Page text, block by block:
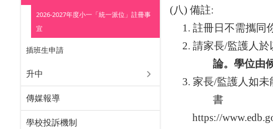
(八)備註:
1.註冊日不需攜同
2.請家長/監護人於
論。學位由
3. 家長/監護人如
書
https://
2026-2027年度小一「統一派位」註冊事
宜
插班⽣申請
升中
傳媒報導
學校投訴機制